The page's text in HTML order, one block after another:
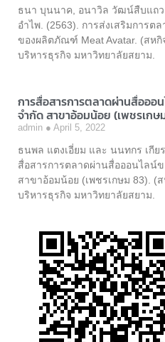
ธนา บุนนาค, อนาวิล วัฒน์สืบแถ
อำไพ. (2563). การส่งเสริมการ
ของผลิตภัณฑ์ Meat Avatar. (สหกิ
บริหารธุรกิจ มหาวิทยาลัยสยาม.
การสื่อสารการตลาดผ่านสื่อออ
จำกัด สาขาอ้อมน้อย (เพชรเกษ
admin April 5, 2022
ธนพล แตงเอี่ยม และ นนทกร เกีย
สื่อสารการตลาดผ่านสื่อออนไลน์
สาขาอ้อมน้อย (เพชรเกษม 83). (
บริหารธุรกิจ มหาวิทยาลัยสยาม.